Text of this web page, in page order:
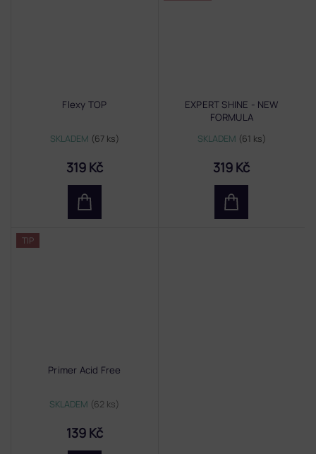
Flexy TOP
SKLADEM (67 ks)
319 Kč
EXPERT SHINE - NEW
FORMULA
SKLADEM (61 ks)
319 Kč
TIP
Primer Acid Free
SKLADEM (62 ks)
139 Kč